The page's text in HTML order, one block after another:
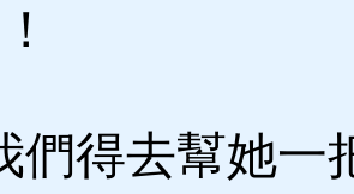
得去幫她一